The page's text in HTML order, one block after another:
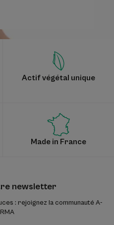
Actif végétal unique
Made in France
newsletter
: rejoignez la communauté A-